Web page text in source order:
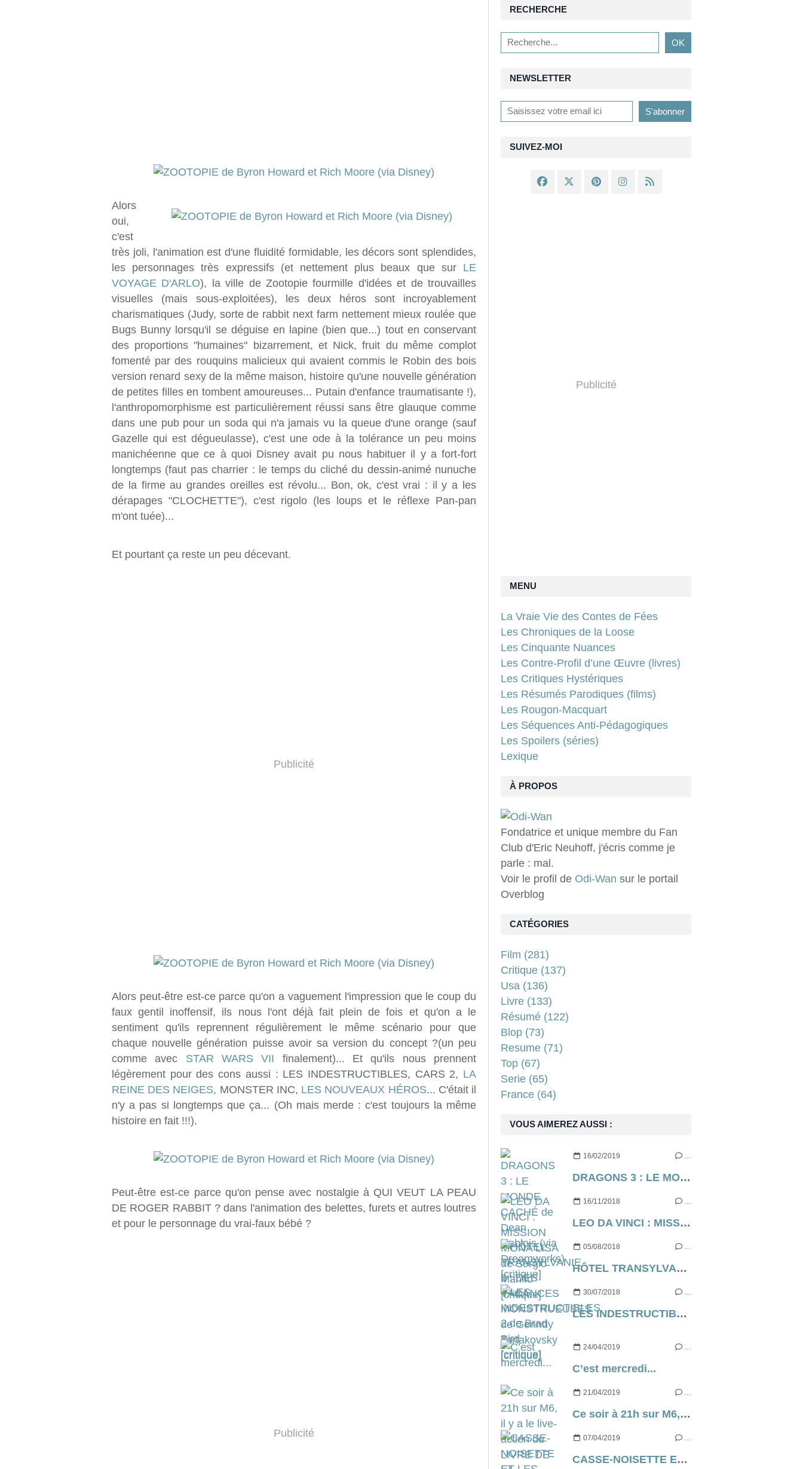
Alors
oui,
c'est
très joli, l'animation est d'une fluidité formidable, les décors sont splendides,
les personnages très expressifs (et nettement plus beaux que sur LE
VOYAGE D'ARLO), la ville de Zootopie fourmille d'idées et de trouvailles
visuelles (mais sous-exploitées), les deux héros sont incroyablement
charismatiques (Judy, sorte de rabbit next farm nettement mieux roulée que
Bugs Bunny lorsqu'il se déguise en lapine (bien que...) tout en conservant
des proportions "humaines" bizarrement, et Nick, fruit du même complot
fomenté par des rouquins malicieux qui avaient commis le Robin des bois
version renard sexy de la même maison, histoire qu'une nouvelle génération
de petites filles en tombent amoureuses... Putain d'enfance traumatisante !),
l'anthropomorphisme est particulièrement réussi sans être glauque comme
dans une pub pour un soda qui n'a jamais vu la queue d'une orange (sauf
Gazelle qui est dégueulasse), c'est une ode à la tolérance un peu moins
manichéenne que ce à quoi Disney avait pu nous habituer il y a fort-fort
longtemps (faut pas charrier : le temps du cliché du dessin-animé nunuche
de la firme au grandes oreilles est révolu... Bon, ok, c'est vrai : il y a les
dérapages "CLOCHETTE"), c'est rigolo (les loups et le réflexe Pan-pan
m'ont tuée)...
Et pourtant ça reste un peu décevant.
Publicité
Alors peut-être est-ce parce qu'on a vaguement l'impression que le coup du
faux gentil inoffensif, ils nous l'ont déjà fait plein de fois et qu'on a le
sentiment qu'ils reprennent régulièrement le même scénario pour que
chaque nouvelle génération puisse avoir sa version du concept ?(un peu
comme avec STAR WARS VII finalement)... Et qu'ils nous prennent
légèrement pour des cons aussi : LES INDESTRUCTIBLES, CARS 2, LA
REINE DES NEIGES, MONSTER INC, LES NOUVEAUX HÉROS... C'était il
n'y a pas si longtemps que ça... (Oh mais merde : c'est toujours la même
histoire en fait !!!).
Peut-être est-ce parce qu'on pense avec nostalgie à QUI VEUT LA PEAU
DE ROGER RABBIT ? dans l'animation des belettes, furets et autres loutres
et pour le personnage du vrai-faux bébé ?
Publicité
NEWSLETTER
SUIVEZ-MOI
RECHERCHE
À PROPOS
Fondatrice et unique membre du Fan
Club d'Eric Neuhoff, j'écris comme je
parle : mal.
Voir le profil de Odi-Wan sur le portail
Overblog
Publicité
VOUS AIMEREZ AUSSI :
16/02/2019 …
DRAGONS 3 : LE MONDE CACHÉ de Dean Deblois (via Dreamworks) [critique]
16/11/2018 …
LEO DA VINCI : MISSION MONA LISA de Sergio Manfio [critique]
05/08/2018 …
HÔTEL TRANSYLVANIE 3 : DES VACANCES MONSTRUEUSES de Genndy Tartakovsky [critique]
30/07/2018 …
LES INDESTRUCTIBLES 2 de Brad Bird [critique]
24/04/2019 …
C’est mercredi...
21/04/2019 …
Ce soir à 21h sur M6, il y a le live-action du LIVRE DE LA JUNGLE...
07/04/2019 …
CASSE-NOISETTE ET LES QUATRE ROYAUMES de Lasse Hallström et Joe Johnston, le live action via Disney
MENU
La Vraie Vie des Contes de Fées
Les Chroniques de la Loose
Les Cinquante Nuances
Les Contre-Profil d’une Œuvre (livres)
Les Critiques Hystériques
Les Résumés Parodiques (films)
Les Rougon-Macquart
Les Séquences Anti-Pédagogiques
Les Spoilers (séries)
Lexique
CATÉGORIES
Film (281)
Critique (137)
Usa (136)
Livre (133)
Résumé (122)
Blop (73)
Resume (71)
Top (67)
Serie (65)
France (64)